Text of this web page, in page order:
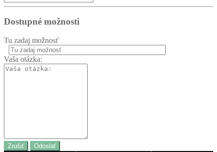
Dostupné možnosti
Tu zadaj možnosť
Vaša otázka:
Zrušiť Odoslať